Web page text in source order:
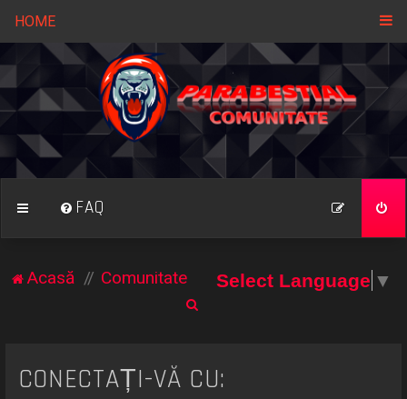
HOME
FAQ
Acasă Comunitate Select Language ▼
t
CONECTAȚI-VĂ CU: